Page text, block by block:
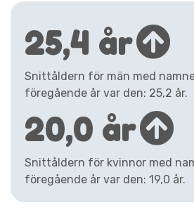
25,4 år
Snittåldern för män med
föregående år var den: 25,2 år.
20,0 år
Snittåldern för kvinnor med
föregående år var den: 19,0 år.